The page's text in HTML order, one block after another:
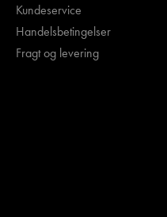
Kundeservice
Handelsbetingelser
Fragt og levering